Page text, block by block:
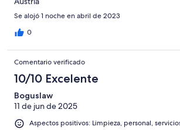
Se alojó 1 noche en abril de 2023
0
Comentario verificado
10/10 Excelente
Boguslaw
11 de jun de 2025
Aspectos positivos: Limpieza, personal,